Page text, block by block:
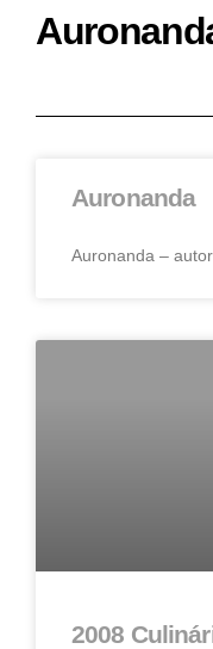
Auronanda
Auronanda – autor
2008